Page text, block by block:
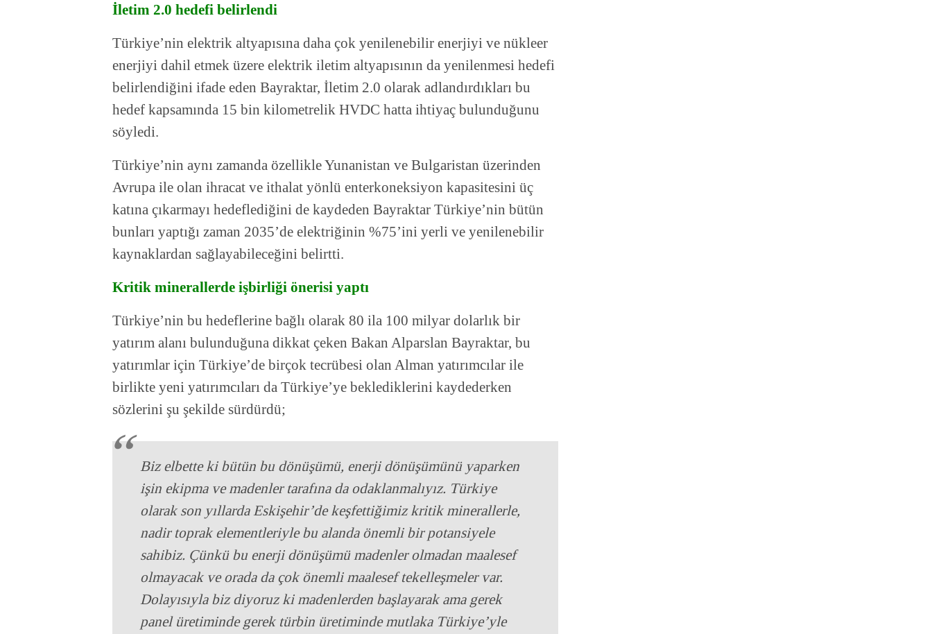
İletim 2.0 hedefi belirlendi
Türkiye’nin elektrik altyapısına daha çok yenilenebilir enerjiyi ve nükleer
enerjiyi dahil etmek üzere elektrik iletim altyapısının da yenilenmesi hedefi
belirlendiğini ifade eden Bayraktar, İletim 2.0 olarak adlandırdıkları bu
hedef kapsamında 15 bin kilometrelik HVDC hatta ihtiyaç bulunduğunu
söyledi.
Türkiye’nin aynı zamanda özellikle Yunanistan ve Bulgaristan üzerinden
Avrupa ile olan ihracat ve ithalat yönlü enterkoneksiyon kapasitesini üç
katına çıkarmayı hedeflediğini de kaydeden Bayraktar Türkiye’nin bütün
bunları yaptığı zaman 2035’de elektriğinin %75’ini yerli ve yenilenebilir
kaynaklardan sağlayabileceğini belirtti.
Kritik minerallerde işbirliği önerisi yaptı
Türkiye’nin bu hedeflerine bağlı olarak 80 ila 100 milyar dolarlık bir
yatırım alanı bulunduğuna dikkat çeken Bakan Alparslan Bayraktar, bu
yatırımlar için Türkiye’de birçok tecrübesi olan Alman yatırımcılar ile
birlikte yeni yatırımcıları da Türkiye’ye beklediklerini kaydederken
sözlerini şu şekilde sürdürdü;
Biz elbette ki bütün bu dönüşümü, enerji dönüşümünü yaparken
işin ekipma ve madenler tarafına da odaklanmalıyız. Türkiye
olarak son yıllarda Eskişehir’de keşfettiğimiz kritik minerallerle,
nadir toprak elementleriyle bu alanda önemli bir potansiyele
sahibiz. Çünkü bu enerji dönüşümü madenler olmadan maalesef
olmayacak ve orada da çok önemli maalesef tekelleşmeler var.
Dolayısıyla biz diyoruz ki madenlerden başlayarak ama gerek
panel üretiminde gerek türbin üretiminde mutlaka Türkiye’yle